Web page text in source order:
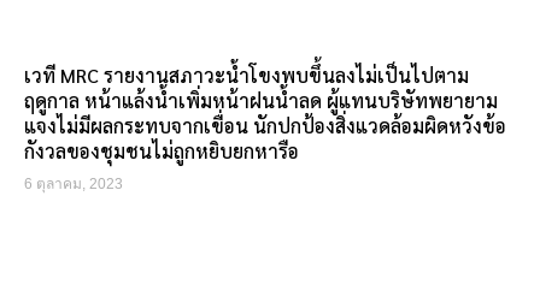
เวที MRC รายงานสภาวะน้ำโขงพบขึ้นลงไม่เป็นไปตาม
ฤดูกาล หน้าแล้งน้ำเพิ่มหน้าฝนน้ำลด ผู้แทนบริษัทพยายาม
แจงไม่มีผลกระทบจากเขื่อน นักปกป้องสิ่งแวดล้อมผิดหวังข้อ
กังวลของชุมชนไม่ถูกหยิบยกหารือ
6 ตุลาคม, 2023